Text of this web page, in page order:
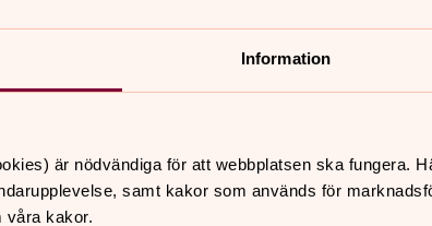
Information
är nödvändiga för att webbplatsen ska fungera.
samt kakor som används för
våra kakor.